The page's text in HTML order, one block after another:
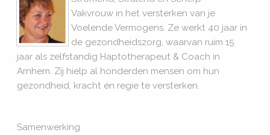
Vakvrouw in het versterken van je
Voelende Vermogens. Ze werkt 40 jaar in
de gezondheidszorg, waarvan ruim 15
jaar als zelfstandig Haptotherapeut & Coach in
Arnhem. Zij hielp al honderden mensen om hun
gezondheid, kracht én regie te versterken.
Samenwerking